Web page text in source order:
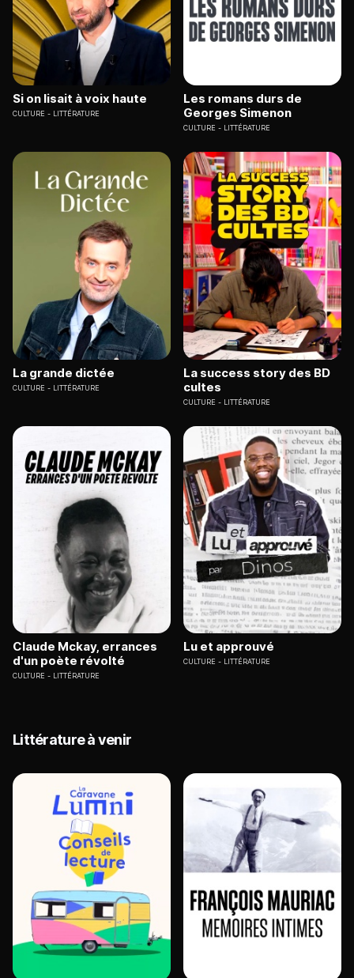
Si on lisait à voix haute
CULTURE LITTÉRATURE
Les romans durs de
Georges Simenon
CULTURE LITTÉRATURE
La grande dictée
CULTURE LITTÉRATURE
La success story des BD
cultes
CULTURE LITTÉRATURE
Claude Mckay, errances
d'un poète révolté
CULTURE LITTÉRATURE
Lu et approuvé
CULTURE LITTÉRATURE
Littérature à venir